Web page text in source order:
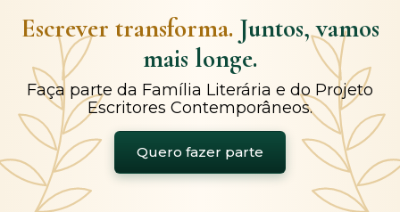
Escrever transforma. Juntos, vamos
mais longe.
Faça parte da Família Literária e do Projeto
Escritores Contemporâneos.
Quero fazer parte